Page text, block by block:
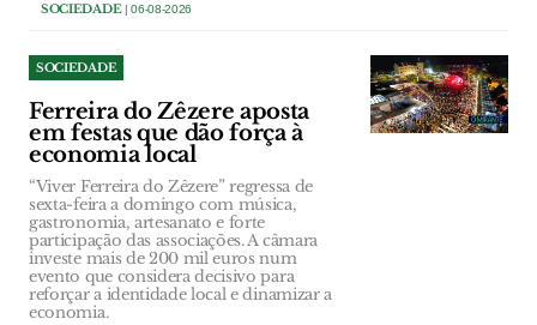
SOCIEDADE| 06-08-2026
SOCIEDADE
Ferreira do Zêzere aposta
em festas que dão força à
economia local
“Viver Ferreira do Zêzere” regressa de
sexta-feira a domingo com música,
gastronomia, artesanato e forte
participação das associações. A câmara
investe mais de 200 mil euros num
evento que considera decisivo para
reforçar a identidade local e dinamizar a
economia.